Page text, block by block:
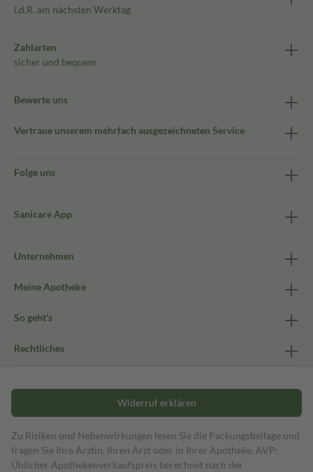
i.d.R. am nächsten Werktag
Zahlarten
sicher und bequem
Bewerte uns
Vertraue unserem mehrfach ausgezeichneten Service
Folge uns
Sanicare App
Unternehmen
Meine Apotheke
So geht's
Rechtliches
Widerruf erklären
Zu Risiken und Nebenwirkungen lesen Sie die Packungsbeilage und
fragen Sie Ihre Ärztin, Ihren Arzt oder in Ihrer Apotheke. AVP:
Üblicher Apothekenverkaufspreis berechnet nach der